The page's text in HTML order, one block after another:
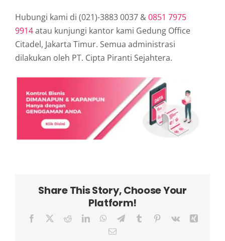
Hubungi kami di (021)-3883 0037 &0851 7975
9914atau kunjungi kantor kami Gedung Office
Citadel, Jakarta Timur. Semua administrasi
dilakukan oleh PT. Cipta Piranti Sejahtera.
Share This Story, Choose Your
Platform!
Facebook RedditLinkedInWhatsApp
TelegramTumblr Pinterest
Vk
Email